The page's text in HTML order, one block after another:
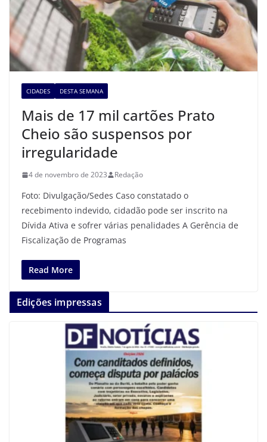
CIDADES DESTA SEMANA
Mais de 17 mil cartões Prato
Cheio são suspensos por
irregularidade
4 de novembro de 2023 Redação
Foto: Divulgação/Sedes Caso constatado o
recebimento indevido, cidadão pode ser inscrito na
Dívida Ativa e sofrer várias penalidades A Gerência de
Fiscalização de Programas
Read More
Edições impressas